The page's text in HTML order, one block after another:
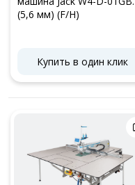
(5,6 мм) (F/H)
Купить в один клик